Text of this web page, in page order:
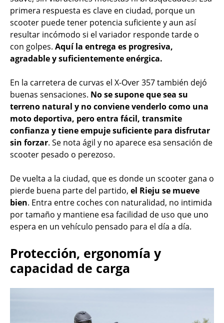
primera respuesta es clave en ciudad, porque un
scooter puede tener potencia suficiente y aun así
resultar incómodo si el variador responde tarde o
con golpes. Aquí la entrega es progresiva,
agradable y suficientemente enérgica.
En la carretera de curvas el X-Over 357 también dejó
buenas sensaciones. No se supone que sea su
terreno natural y no conviene venderlo como una
moto deportiva, pero entra fácil, transmite
confianza y tiene empuje suficiente para disfrutar
sin forzar. Se nota ágil y no aparece esa sensación de
scooter pesado o perezoso.
De vuelta a la ciudad, que es donde un scooter gana o
pierde buena parte del partido, el Rieju se mueve
bien. Entra entre coches con naturalidad, no intimida
por tamaño y mantiene esa facilidad de uso que uno
espera en un vehículo pensado para el día a día.
Protección, ergonomía y
capacidad de carga